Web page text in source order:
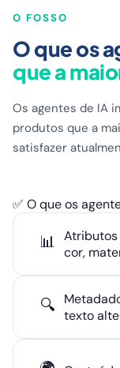
O FOSSO
O que os
que a
Os agentes de IA
produtos que a
satisfazer
✅ O que os
📊
cor,
🔍
texto